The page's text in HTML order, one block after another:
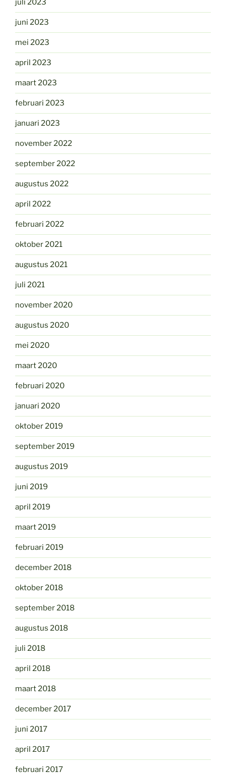
juli 2023
juni 2023
mei 2023
april 2023
maart 2023
februari 2023
januari 2023
november 2022
september 2022
augustus 2022
april 2022
februari 2022
oktober 2021
augustus 2021
juli 2021
november 2020
augustus 2020
mei 2020
maart 2020
februari 2020
januari 2020
oktober 2019
september 2019
augustus 2019
juni 2019
april 2019
maart 2019
februari 2019
december 2018
oktober 2018
september 2018
augustus 2018
juli 2018
april 2018
maart 2018
december 2017
juni 2017
april 2017
februari 2017